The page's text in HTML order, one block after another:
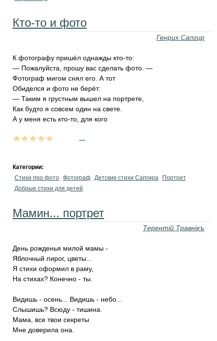
Кто-то и фото
Генрих Сапгир
К фотографу пришёл однажды кто-то:
— Пожалуйста, прошу вас сделать фото. —
Фотограф мигом снял его. А тот
Обиделся и фото не берёт:
— Таким я грустным вышел на портрете,
Как будто я совсем один на свете.
А у меня есть кто-то, для кого
Категории:
Стихи про фото Фотограф Детские стихи Сапгира
Портрет
Добрые стихи для детей
Мамин... портрет
Терентiй Травнiкъ
День рожденья милой мамы -
Яблочный пирог, цветы...
Я стихи оформил в раму,
На стихах? Конечно - ты.
Видишь - осень... Видишь - небо...
Слышишь? Всюду - тишина.
Мама, все твои секреты
Мне доверила она.